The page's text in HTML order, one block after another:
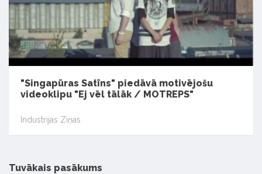
"Singapūras Satīns" piedāvā motivējošu
videoklipu "Ej vēl tālāk / MOTREPS"
Industrijas Ziņas
Tuvākais pasākums